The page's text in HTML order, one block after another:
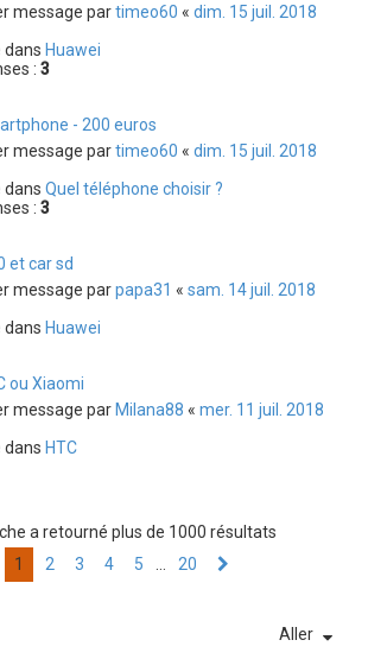
message partimeo60 « dim. 15 juil. 2018
dans Huawei
: 3
- 200 euros
message partimeo60 « dim. 15 juil. 2018
dans Quel téléphone choisir ?
: 3
et car sd
message parpapa31 « sam. 14 juil. 2018
dans Huawei
ou Xiaomi
message par Milana88 « mer. 11 juil. 2018
dans HTC
a retourné plus de 1000 résultats
a
1 2 3 4 5 … 20
Aller